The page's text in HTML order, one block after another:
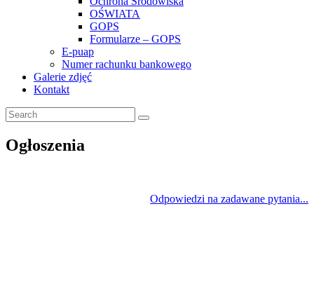
OŚWIATA
GOPS
Formularze – GOPS
E-puap
Numer rachunku bankowego
Galerie zdjęć
Kontakt
Ogłoszenia
Odpowiedzi na zadawane pytania...